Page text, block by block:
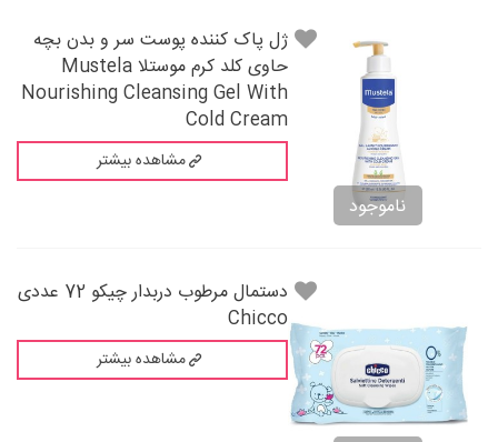
ناموجود
ژل پاک کننده پوست سر و بدن بچه
حاوی کلد کرم موستلا Mustela
Nourishing Cleansing Gel With
Cold Cream
مشاهده بیشتر
دستمال مرطوب دربدار چیکو 72 عددی
Chicco
مشاهده بیشتر